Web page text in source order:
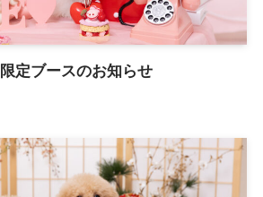
定ブースのお知らせ